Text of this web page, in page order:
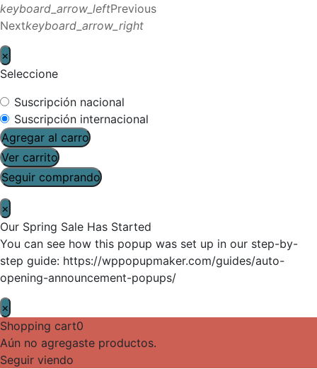
keyboard_arrow_leftPrevious
Nextkeyboard_arrow_right
×
Seleccione
Suscripción nacional
Suscripción internacional
Agregar al carro
Ver carrito
Seguir comprando
×
Our Spring Sale Has Started
You can see how this popup was set up in our step-by-
step guide: https://wppopupmaker.com/guides/auto-
opening-announcement-popups/
×
Shopping cart0
Aún no agregaste productos.
Seguir viendo